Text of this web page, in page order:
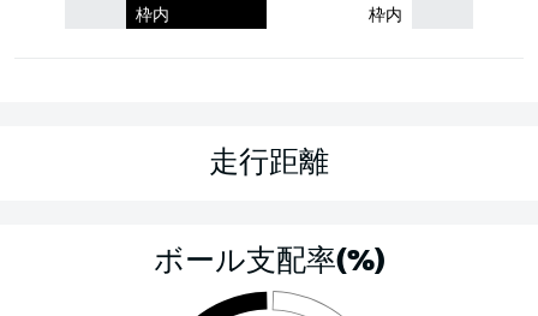
枠内 枠内
走行距離
ボール支配率(%)